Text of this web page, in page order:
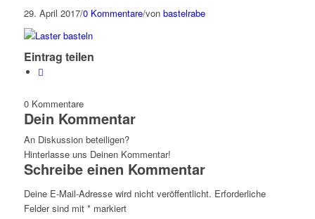
29. April 2017/0 Kommentare/von bastelrabe
Eintrag teilen
0 Kommentare
Dein Kommentar
An Diskussion beteiligen?
Hinterlasse uns Deinen Kommentar!
Schreibe einen Kommentar
Deine E-Mail-Adresse wird nicht veröffentlicht. Erforderliche
Felder sind mit *markiert